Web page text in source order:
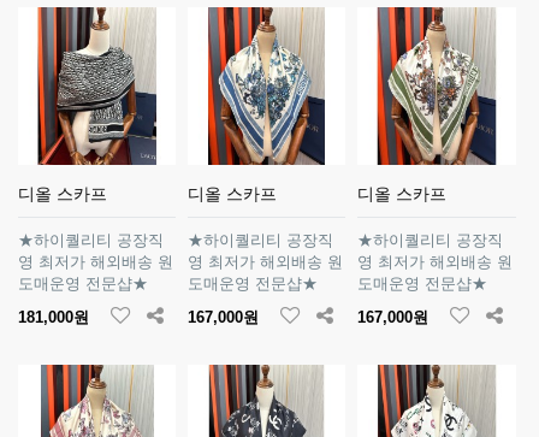
디올 스카프
★하이퀄리티 공장직
영 최저가 해외배송 원
도매운영 전문샵★
181,000원
디올 스카프
★하이퀄리티 공장직
영 최저가 해외배송 원
도매운영 전문샵★
167,000원
디올 스카프
★하이퀄리티 공장직
영 최저가 해외배송 원
도매운영 전문샵★
167,000원